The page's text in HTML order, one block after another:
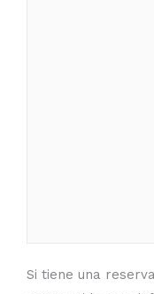
Si tiene una